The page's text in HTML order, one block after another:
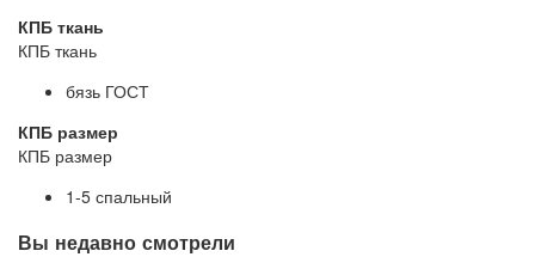
КПБ ткань
КПБ ткань
бязь ГОСТ
КПБ размер
КПБ размер
1-5 спальный
Вы недавно смотрели